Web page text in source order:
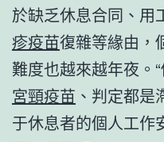
於缺乏休息合同、用
疹疫苗復雜等緣由，
難度也越來越年夜。
宮頸疫苗 、判定都
于休息者的個人工作